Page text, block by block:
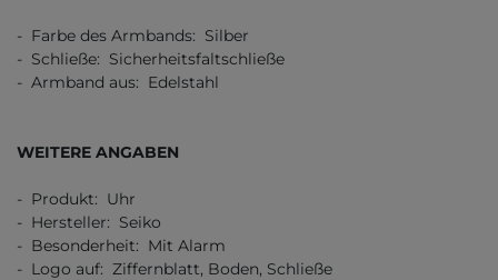
- Farbe des Armbands: Silber
- Schließe: Sicherheitsfaltschließe
- Armband aus: Edelstahl
WEITERE ANGABEN
- Produkt: Uhr
- Hersteller: Seiko
- Besonderheit: Mit Alarm
- Logo auf: Ziffernblatt, Boden, Schließe